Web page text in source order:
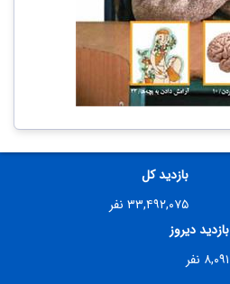
بازدید کل
۳۳,۴۹۲,۰۷۵ نفر
بازدید دیروز
۸,۰۹۱ نفر